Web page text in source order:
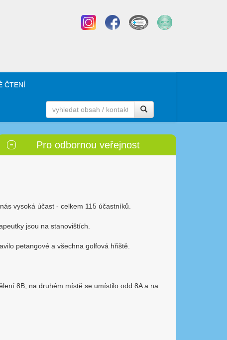
ČTENÍ
Pro odbornou veřejnost
vysoká účast - celkem 115 účastníků.
jsou na stanovištích.
petangové a všechna golfová hřiště.
8B, na druhém místě se umístilo odd.8A a na